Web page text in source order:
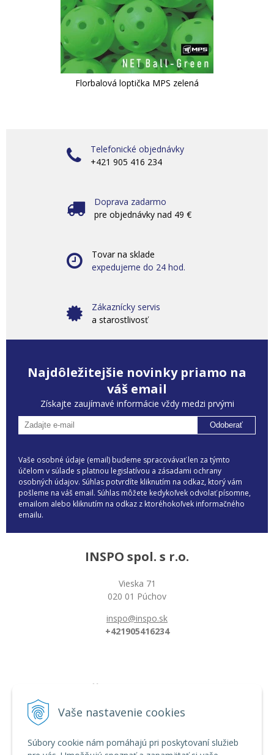
Vaše nastavenie cookies
Súbory cookie nám pomáhajú pri poskytovaní služieb
Florbalová loptička MPS zelená
Telefonické objednávky
+421 905 416 234
Doprava zadarmo
pre objednávky nad 49 €
Tovar na sklade
expedujeme do 24 hod.
Zákaznícky servis
a starostlivosť
Najdôležitejšie novinky priamo na
váš email
Získajte zaujímavé informácie vždy medzi prvými
Odoberať
Vaše osobné údaje (email) budeme spracovávať len za týmto
účelom v súlade s platnou legislatívou a zásadami ochrany
osobných údajov. Súhlas potvrdíte kliknutím na odkaz, ktorý vám
pošleme na váš email. Súhlas môžete kedykoľvek odvolať písomne,
emailom alebo kliknutím na odkaz z ktoréhokoľvek informačného
emailu.
INSPO spol. s r.o.
Vieska 71
020 01 Púchov
inspo@inspo.sk
+421905416234
Všetko o nákupe
Možnosti platby a doprava